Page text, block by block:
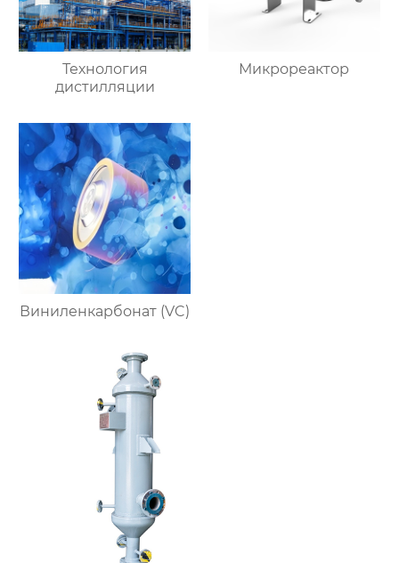
Технология
дистилляции
Микрореактор
Виниленкарбонат (VC)